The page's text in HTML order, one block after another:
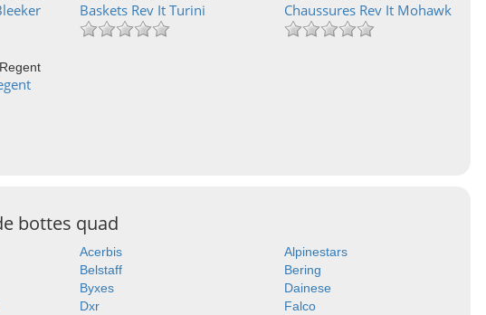
Baskets Rev It Turini Chaussures Rev It Mohawk
bottes quad
Acerbis
Alpinestars
Belstaff
Bering
Byxes
Dainese
Dxr
Falco